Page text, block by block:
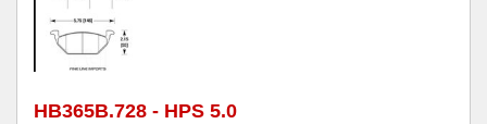
HB365B.728 - HPS 5.0